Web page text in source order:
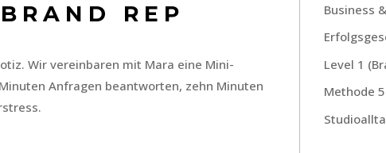
BRAND REP
Wir vereinbaren mit Mara eine Mini-
Anfragen beantworten, zehn Minuten
Business
Level 1
Methode 5